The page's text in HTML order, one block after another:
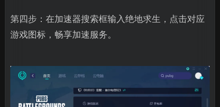
第四步：在加速器搜索框输入绝地求生，点击对应
游戏图标，畅享加速服务。